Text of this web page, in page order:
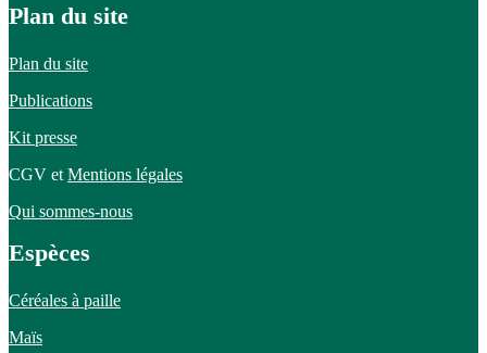
Plan du site
Plan du site
Publications
Kit presse
CGV et Mentions légales
Qui sommes-nous
Espèces
Céréales à paille
Maïs